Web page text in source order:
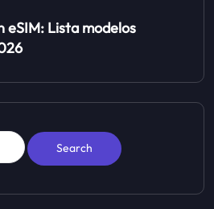
eSIM: Lista modelos